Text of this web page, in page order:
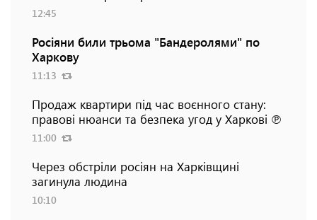
12:45
Росіяни били трьома "Бандеролями" по
Харкову
11:13
Продаж квартири під час воєнного стану:
правові нюанси та безпека угод у Харкові ℗
11:00
Через обстріли росіян на Харківщині
загинула людина
10:10